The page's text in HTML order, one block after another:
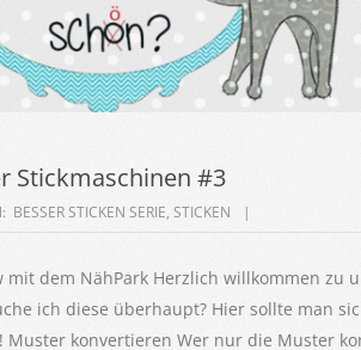
Stickmaschinen #3
BESSER STICKEN SERIE, STICKEN
dem NähPark Herzlich willkommen zu
ich diese überhaupt? Hier sollte man
Muster konvertieren Wer nur die Muster